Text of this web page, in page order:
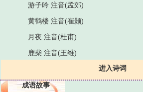
进入诗词
游子吟 注音(孟郊)
黄鹤楼 注音(崔颢)
月夜 注音(杜甫)
鹿柴 注音(王维)
成语故事